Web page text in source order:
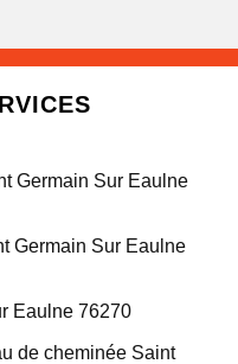
Germain Sur Eaulne
Germain Sur Eaulne
Eaulne 76270
de cheminée Saint